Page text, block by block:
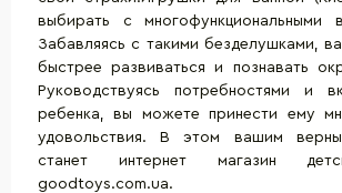
выбирать с многофункциональными
Забавляясь с такими безделушками,
быстрее развиваться и познавать
Руководствуясь потребностями и
ребенка, вы можете принести ему
удовольствия. В этом вашим
станет интернет магазин
goodtoys.com.ua.